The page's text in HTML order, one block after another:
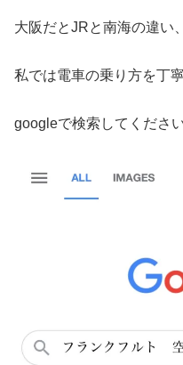
大阪だとJRと南海の違い
私では電車の乗り方を丁
googleで検索してくださ